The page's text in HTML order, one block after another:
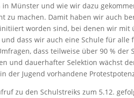
in Münster und wie wir dazu
zu machen. Damit haben wir auch
worden sind, bei denen wir
dass wir auch eine Schule für
dass teilweise über 90 %
und dauerhafter Selektion wächst
der Jugend vorhandene
zu den Schulstreiks zum 5.12.